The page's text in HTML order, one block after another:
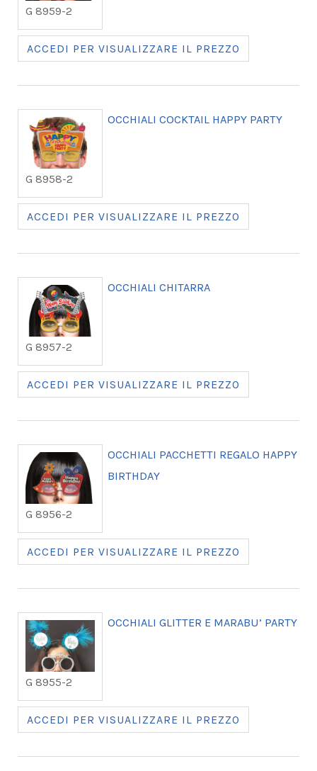
G 8959-2
ACCEDI PER VISUALIZZARE IL PREZZO
G 8958-2
OCCHIALI COCKTAIL HAPPY PARTY
ACCEDI PER VISUALIZZARE IL PREZZO
G 8957-2
OCCHIALI CHITARRA
ACCEDI PER VISUALIZZARE IL PREZZO
G 8956-2
OCCHIALI PACCHETTI REGALO HAPPY
BIRTHDAY
ACCEDI PER VISUALIZZARE IL PREZZO
G 8955-2
OCCHIALI GLITTER E MARABU’ PARTY
ACCEDI PER VISUALIZZARE IL PREZZO